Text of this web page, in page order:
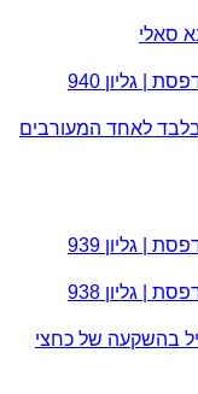
סאלי
| גליון 940
לאחד המעורבים
| גליון 939
| גליון 938
בהשקעה של כחצי